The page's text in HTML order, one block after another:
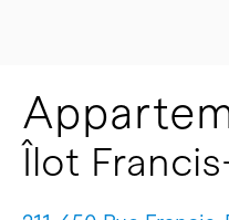
Îlot